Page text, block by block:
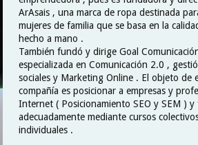
ArAsais , una marca de ropa destinada
mujeres de familia que se basa en la
hecho a mano .
También fundó y dirige Goal
especializada en Comunicación 2.0 ,
sociales y Marketing Online . El objeto de
compañía es posicionar a empresas y
Internet ( Posicionamiento SEO y SEM ) y
adecuadamente mediante cursos
individuales .